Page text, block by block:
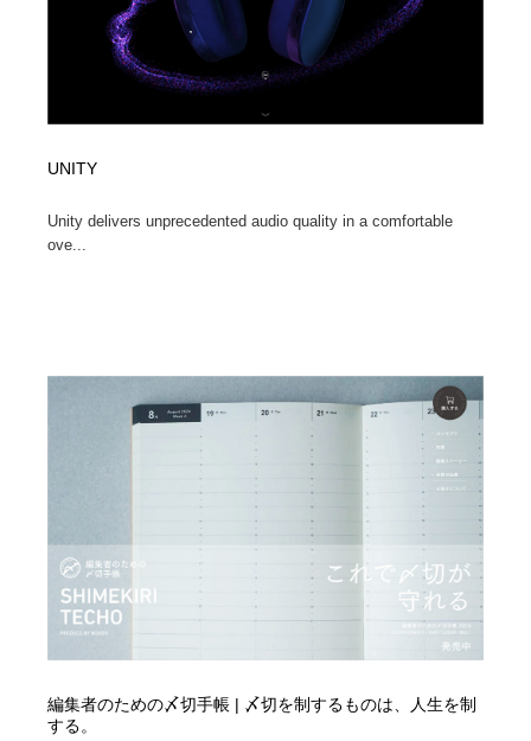
UNITY
Unity delivers unprecedented audio quality in a comfortable
ove...
編集者のための〆切手帳 | 〆切を制するものは、人生を制
する。